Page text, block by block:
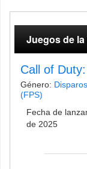
Juegos de
Call of
Género:
(FPS)
Fecha de
de 2025